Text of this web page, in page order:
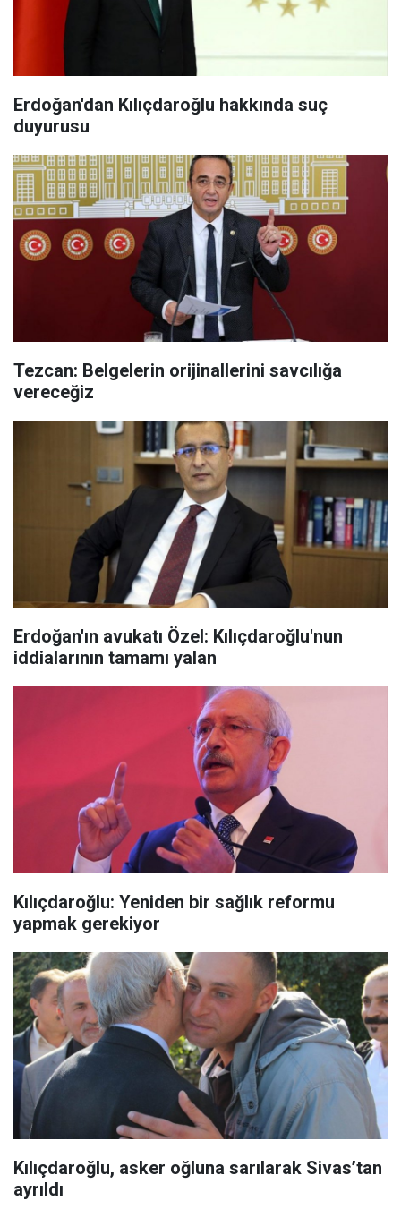
Erdoğan'dan Kılıçdaroğlu hakkında suç
duyurusu
Tezcan: Belgelerin orijinallerini savcılığa
vereceğiz
Erdoğan'ın avukatı Özel: Kılıçdaroğlu'nun
iddialarının tamamı yalan
Kılıçdaroğlu: Yeniden bir sağlık reformu
yapmak gerekiyor
Kılıçdaroğlu, asker oğluna sarılarak Sivas’tan
ayrıldı